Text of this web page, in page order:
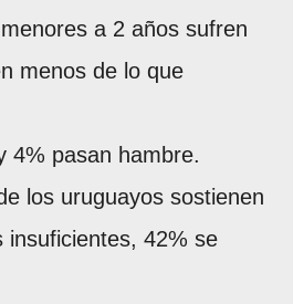
a 2 años sufren
menos de lo que
4% pasan hambre.
los uruguayos sostienen
insuficientes, 42% se